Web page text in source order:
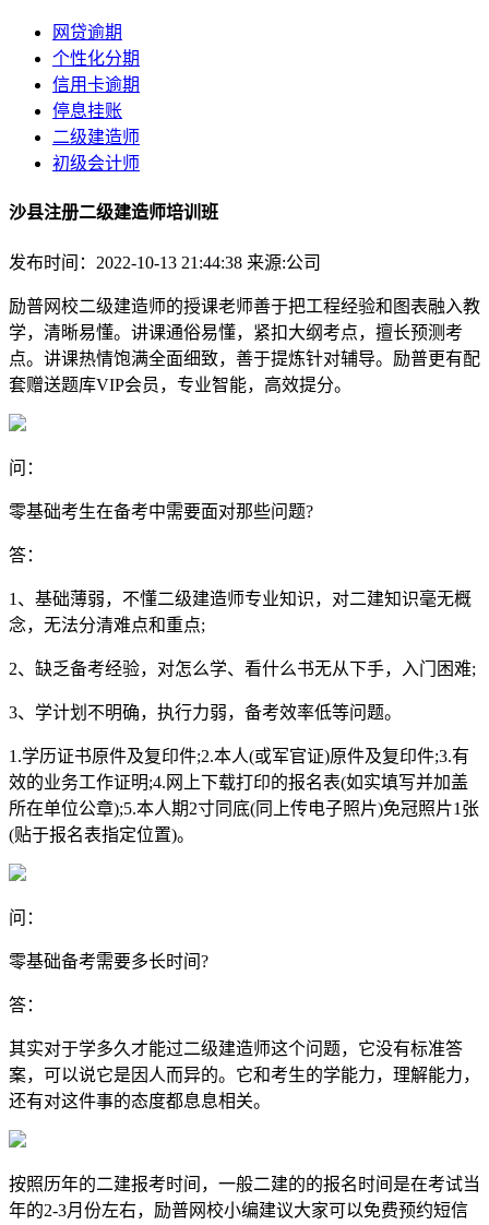
网贷逾期
个性化分期
信用卡逾期
停息挂账
二级建造师
初级会计师
沙县注册二级建造师培训班
发布时间：2022-10-13 21:44:38 来源:公司
励普网校二级建造师的授课老师善于把工程经验和图表融入教
学，清晰易懂。讲课通俗易懂，紧扣大纲考点，擅长预测考
点。讲课热情饱满全面细致，善于提炼针对辅导。励普更有配
套赠送题库VIP会员，专业智能，高效提分。
问：
零基础考生在备考中需要面对那些问题?
答：
1、基础薄弱，不懂二级建造师专业知识，对二建知识毫无概
念，无法分清难点和重点;
2、缺乏备考经验，对怎么学、看什么书无从下手，入门困难;
3、学计划不明确，执行力弱，备考效率低等问题。
1.学历证书原件及复印件;2.本人(或军官证)原件及复印件;3.有
效的业务工作证明;4.网上下载打印的报名表(如实填写并加盖
所在单位公章);5.本人期2寸同底(同上传电子照片)免冠照片1张
(贴于报名表指定位置)。
问：
零基础备考需要多长时间?
答：
其实对于学多久才能过二级建造师这个问题，它没有标准答
案，可以说它是因人而异的。它和考生的学能力，理解能力，
还有对这件事的态度都息息相关。
按照历年的二建报考时间，一般二建的的报名时间是在考试当
年的2-3月份左右，励普网校小编建议大家可以免费预约短信